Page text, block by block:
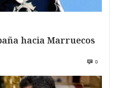
hacia Marruecos
0